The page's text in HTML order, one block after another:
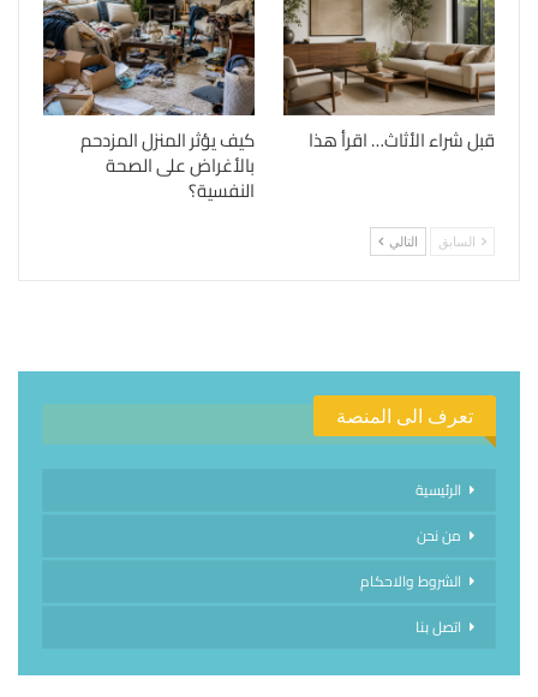
قبل شراء الأثاث… اقرأ هذا كيف يؤثر المنزل المزدحم
بالأغراض على الصحة
النفسية؟
السابق التالي
تعرف الى المنصة
الرئيسية
من نحن
الشروط والاحكام
اتصل بنا